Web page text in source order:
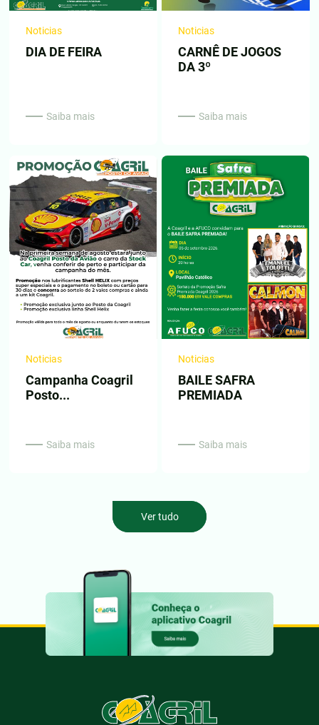
Noticias
DIA DE FEIRA
Saiba mais
Noticias
CARNÊ DE JOGOS
DA 3º
Saiba mais
Noticias
Campanha Coagril
Posto...
Saiba mais
Noticias
BAILE SAFRA
PREMIADA
Saiba mais
Ver tudo